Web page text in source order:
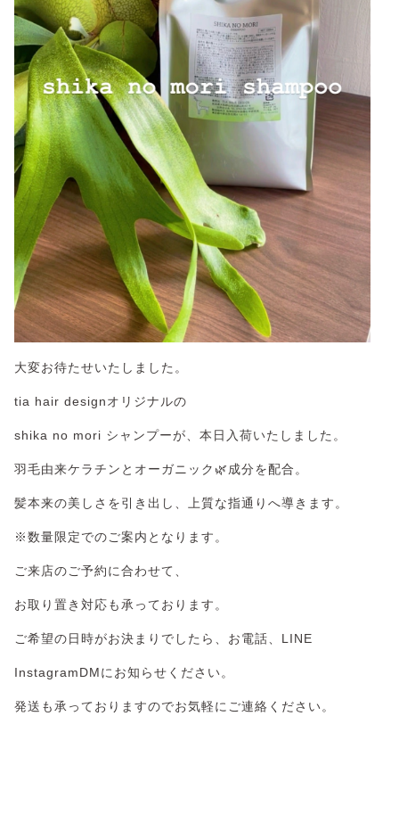
大変お待たせいたしました。
tia hair designオリジナルの
shika no mori シャンプーが、本日入荷いたしました。
羽毛由来ケラチンとオーガニック🌿成分を配合。
髪本来の美しさを引き出し、上質な指通りへ導きます。
※数量限定でのご案内となります。
ご来店のご予約に合わせて、
お取り置き対応も承っております。
ご希望の日時がお決まりでしたら、お電話、LINE
InstagramDMにお知らせください。
発送も承っておりますのでお気軽にご連絡ください。